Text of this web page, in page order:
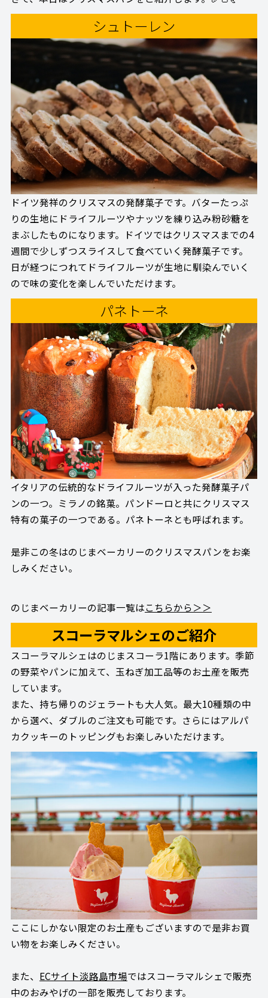
シュトーレン
ドイツ発祥のクリスマスの発酵菓子です。バターたっぷ
りの生地にドライフルーツやナッツを練り込み粉砂糖を
まぶしたものになります。ドイツではクリスマスまでの4
週間で少しずつスライスして食べていく発酵菓子です。
日が経つにつれてドライフルーツが生地に馴染んでいく
ので味の変化を楽しんでいただけます。
パネトーネ
イタリアの伝統的なドライフルーツが入った発酵菓子パ
ンの一つ。ミラノの銘菓。パンドーロと共にクリスマス
特有の菓子の一つである。パネトーネとも呼ばれます。
是非この冬はのじまベーカリーのクリスマスパンをお楽
しみください。
のじまベーカリーの記事一覧はこちらから＞＞
スコーラマルシェのご紹介
スコーラマルシェはのじまスコーラ1階にあります。季節
の野菜やパンに加えて、玉ねぎ加工品等のお土産を販売
しています。
また、持ち帰りのジェラートも大人気。最大10種類の中
から選べ、ダブルのご注文も可能です。さらにはアルパ
カクッキーのトッピングもお楽しみいただけます。
ここにしかない限定のお土産もございますので是非お買
い物をお楽しみください。
また、 ECサイト淡路島市場ではスコーラマルシェで販売
中のおみやげの一部を販売しております。